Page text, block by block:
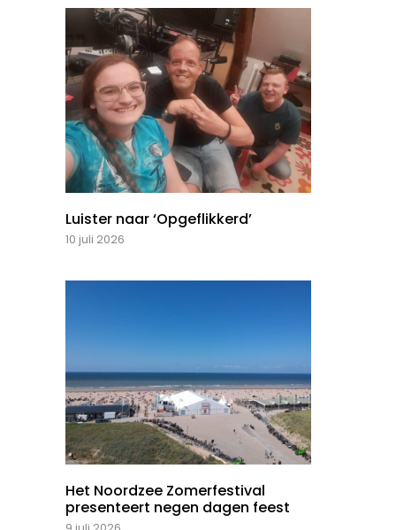
Luister naar ‘Opgeflikkerd’
10 juli 2026
Het Noordzee Zomerfestival
presenteert negen dagen feest